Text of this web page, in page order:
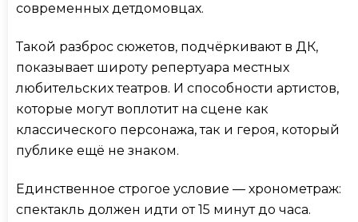
современных детдомовцах.
Такой разброс сюжетов, подчёркивают в ДК,
показывает широту репертуара местных
любительских театров. И способности артистов,
которые могут воплотит на сцене как
классического персонажа, так и героя, который
публике ещё не знаком.
Единственное строгое условие — хронометраж:
спектакль должен идти от 15 минут до часа.